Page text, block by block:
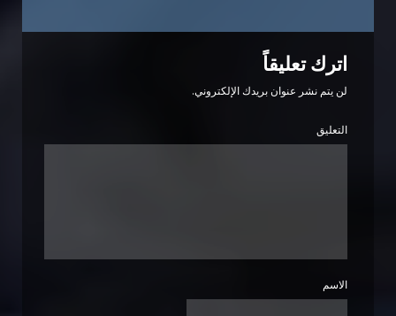
اترك تعليقاً
لن يتم نشر عنوان بريدك الإلكتروني.
التعليق
الاسم